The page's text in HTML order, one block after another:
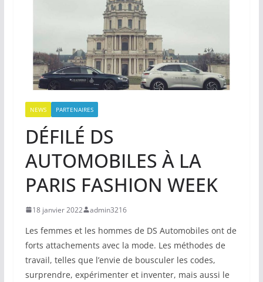
NEWS PARTENAIRES
DÉFILÉ DS
AUTOMOBILES À LA
PARIS FASHION WEEK
18 janvier 2022 admin3216
Les femmes et les hommes de DS Automobiles ont de
forts attachements avec la mode. Les méthodes de
travail, telles que l’envie de bousculer les codes,
surprendre, expérimenter et inventer, mais aussi le